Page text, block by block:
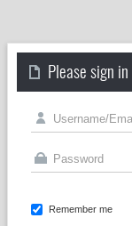
Please sign in
Remember me